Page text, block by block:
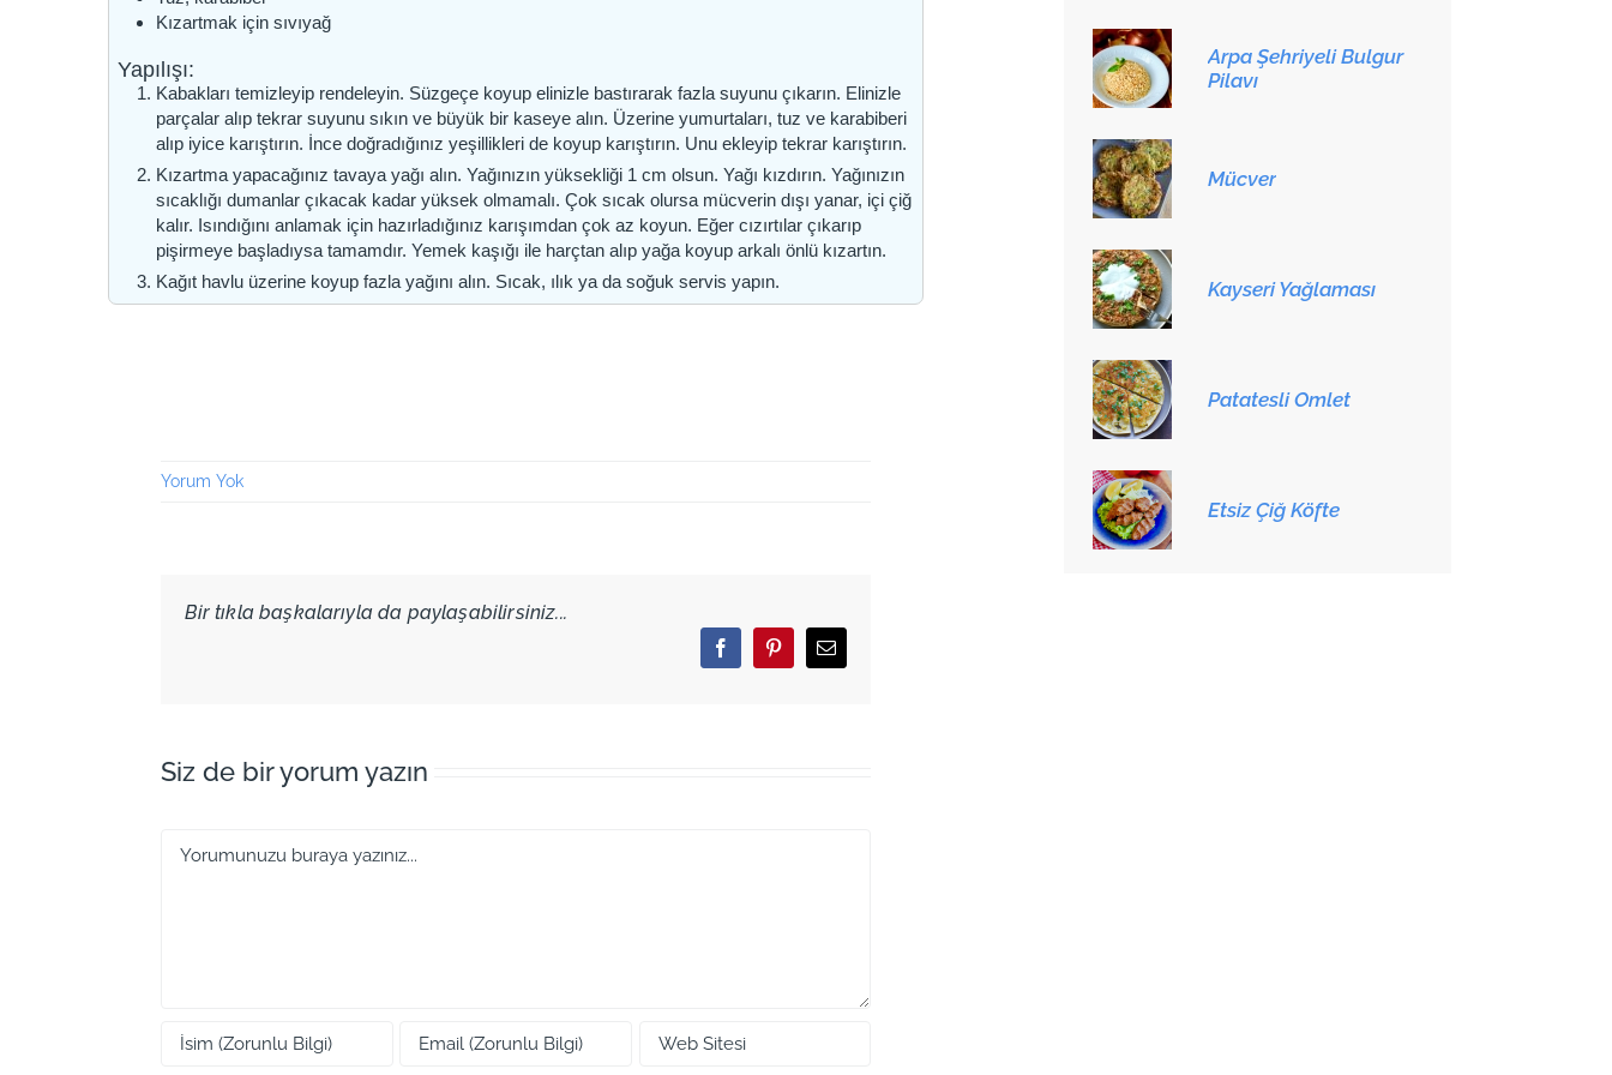
Kızartmak için sıvıyağ
Yapılışı:
Kabakları temizleyip rendeleyin. Süzgeçe koyup elinizle bastırarak fazla suyunu çıkarın. Elinizle
parçalar alıp tekrar suyunu sıkın ve büyük bir kaseye alın. Üzerine yumurtaları, tuz ve karabiberi
alıp iyice karıştırın. İnce doğradığınız yeşillikleri de koyup karıştırın. Unu ekleyip tekrar karıştırın.
Kızartma yapacağınız tavaya yağı alın. Yağınızın yüksekliği 1 cm olsun. Yağı kızdırın. Yağınızın
sıcaklığı dumanlar çıkacak kadar yüksek olmamalı. Çok sıcak olursa mücverin dışı yanar, içi çiğ
kalır. Isındığını anlamak için hazırladığınız karışımdan çok az koyun. Eğer cızırtılar çıkarıp
pişirmeye başladıysa tamamdır. Yemek kaşığı ile harçtan alıp yağa koyup arkalı önlü kızartın.
Kağıt havlu üzerine koyup fazla yağını alın. Sıcak, ılık ya da soğuk servis yapın.
Yorum Yok
Bir tıkla başkalarıyla da paylaşabilirsiniz...
FacebookPinterestEmail
Siz de bir yorum yazın
Arpa Şehriyeli Bulgur
Pilavı
Mücver
Kayseri Yağlaması
Patatesli Omlet
Etsiz Çiğ Köfte